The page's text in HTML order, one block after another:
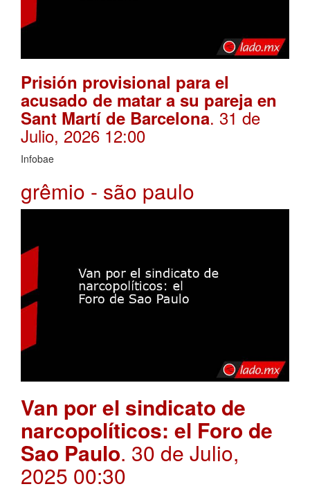
Prisión provisional para el
acusado de matar a su pareja en
Sant Martí de Barcelona. 31 de
Julio, 2026 12:00
Infobae
grêmio - são paulo
Van por el sindicato de
narcopolíticos: el Foro de
Sao Paulo. 30 de Julio,
2025 00:30